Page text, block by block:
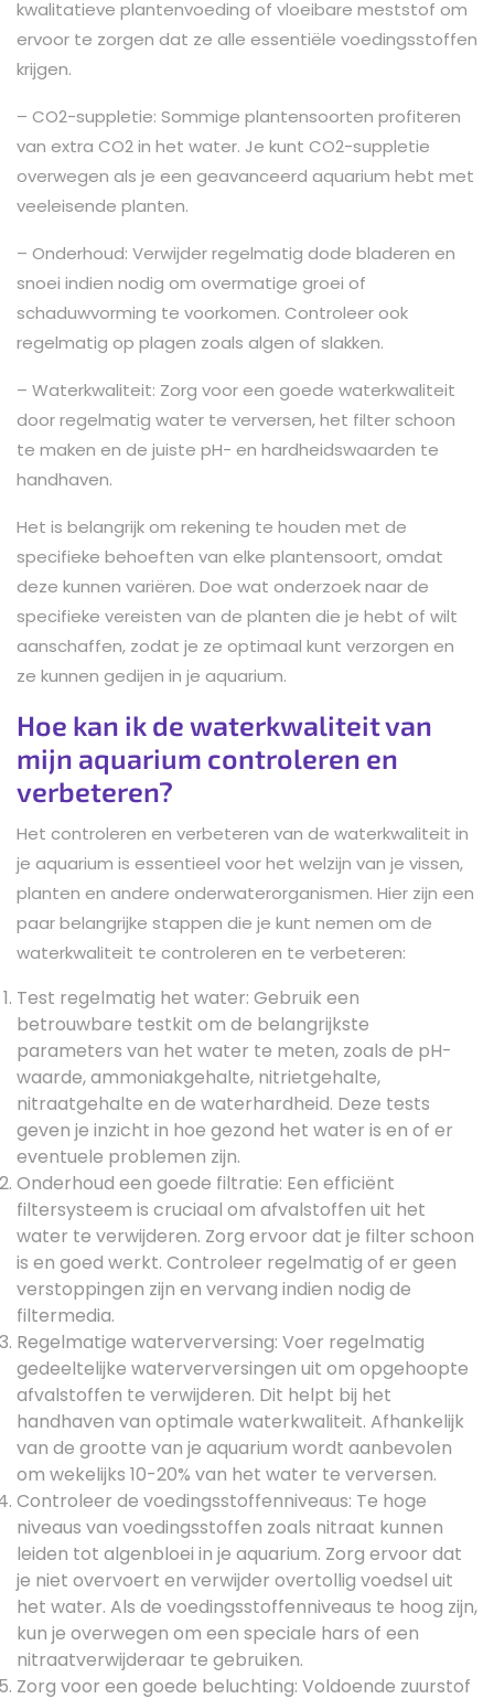
kwalitatieve plantenvoeding of vloeibare meststof om
ervoor te zorgen dat ze alle essentiële voedingsstoffen
krijgen.
– CO2-suppletie: Sommige plantensoorten profiteren
van extra CO2 in het water. Je kunt CO2-suppletie
overwegen als je een geavanceerd aquarium hebt met
veeleisende planten.
– Onderhoud: Verwijder regelmatig dode bladeren en
snoei indien nodig om overmatige groei of
schaduwvorming te voorkomen. Controleer ook
regelmatig op plagen zoals algen of slakken.
– Waterkwaliteit: Zorg voor een goede waterkwaliteit
door regelmatig water te verversen, het filter schoon
te maken en de juiste pH- en hardheidswaarden te
handhaven.
Het is belangrijk om rekening te houden met de
specifieke behoeften van elke plantensoort, omdat
deze kunnen variëren. Doe wat onderzoek naar de
specifieke vereisten van de planten die je hebt of wilt
aanschaffen, zodat je ze optimaal kunt verzorgen en
ze kunnen gedijen in je aquarium.
Hoe kan ik de waterkwaliteit van
mijn aquarium controleren en
verbeteren?
Het controleren en verbeteren van de waterkwaliteit in
je aquarium is essentieel voor het welzijn van je vissen,
planten en andere onderwaterorganismen. Hier zijn een
paar belangrijke stappen die je kunt nemen om de
waterkwaliteit te controleren en te verbeteren:
Test regelmatig het water: Gebruik een
betrouwbare testkit om de belangrijkste
parameters van het water te meten, zoals de pH-
waarde, ammoniakgehalte, nitrietgehalte,
nitraatgehalte en de waterhardheid. Deze tests
geven je inzicht in hoe gezond het water is en of er
eventuele problemen zijn.
Onderhoud een goede filtratie: Een efficiënt
filtersysteem is cruciaal om afvalstoffen uit het
water te verwijderen. Zorg ervoor dat je filter schoon
is en goed werkt. Controleer regelmatig of er geen
verstoppingen zijn en vervang indien nodig de
filtermedia.
Regelmatige waterverversing: Voer regelmatig
gedeeltelijke waterverversingen uit om opgehoopte
afvalstoffen te verwijderen. Dit helpt bij het
handhaven van optimale waterkwaliteit. Afhankelijk
van de grootte van je aquarium wordt aanbevolen
om wekelijks 10-20% van het water te verversen.
Controleer de voedingsstoffenniveaus: Te hoge
niveaus van voedingsstoffen zoals nitraat kunnen
leiden tot algenbloei in je aquarium. Zorg ervoor dat
je niet overvoert en verwijder overtollig voedsel uit
het water. Als de voedingsstoffenniveaus te hoog zijn,
kun je overwegen om een speciale hars of een
nitraatverwijderaar te gebruiken.
Zorg voor een goede beluchting: Voldoende zuurstof